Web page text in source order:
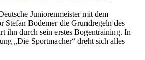
Juniorenmeister mit dem
Stefan Bodemer die Grundregeln des
ihn durch sein erstes Bogentraining. In
„Die Sportmacher“ dreht sich alles